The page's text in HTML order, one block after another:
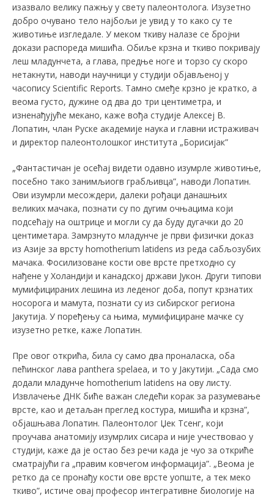
изазвало велику пажњу у свету палеонтолога. Изузетно
добро очувано тело најбољи је увид у то како су те
животиње изгледале. У меком ткиву налазе се бројни
докази распореда мишића. Обиље крзна и ткиво покривају
леш младунчета, а глава, предње ноге и торзо су скоро
нетакнути, наводи научници у студији објављеној у
часопису Scientific Reports. Тамно смеђе крзно је кратко, а
веома густо, дужине од два до три центиметра, и
изненађујуће мекано, каже вођа студије Алексеј В.
Лопатин, члан Руске академије наука и главни истраживач
и директор палеонтолошког института „Борисијак”
„Фантастичан је осећај видети одавно изумрле животиње,
посебно тако занимљиогв грабљивца”, наводи Лопатин.
Ови изумрли месождери, далеки рођаци данашњих
великих мачака, познати су по дугим очњацима који
подсећају на оштрице и могли су да буду дугачки до 20
центиметара. Замрзнуто младунче је први физички доказ
из Азије за врсту homotherium latidens из реда сабљозубих
мачака. Фосилизоване кости ове врсте претходно су
нађене у Холандији и канадској држави Јукон. Други типови
мумифицираних лешина из леденог доба, попут крзнатих
носорога и мамута, познати су из сибирског региона
Јакутија. У поређењу са њима, мумифициране мачке су
изузетно ретке, каже Лопатин.
Пре овог открића, била су само два проналаска, оба
пећинског лава panthera spelaea, и то у Јакутији. „Сада смо
додали младунче homotherium latidens на ову листу.
Извлачење ДНК биће важан следећи корак за разумевање
врсте, као и детаљан преглед костура, мишића и крзна”,
објашњава Лопатин. Палеонтолог Џек Тсенг, који
проучава анатомију изумрлих сисара и није учествовао у
студији, каже да је остао без речи када је чуо за откриће
сматрајући га „правим ковчегом информација”. „Веома је
ретко да се пронађу кости ове врсте уопште, а тек меко
ткиво”, истиче овај професор интегративне биологије на